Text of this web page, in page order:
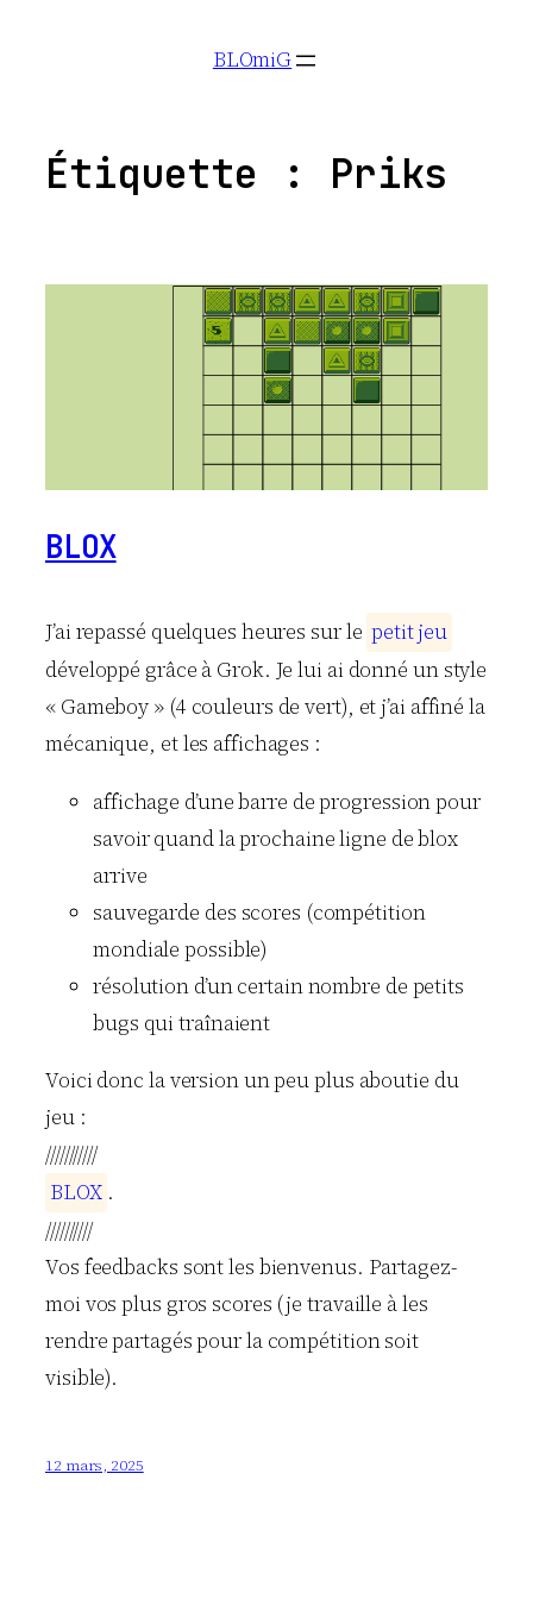
BLOmiG
Étiquette : Priks
BLOX
J’ai repassé quelques heures sur le petitjeu
développé grâce à Grok. Je lui ai donné un style
« Gameboy » (4 couleurs de vert), et j’ai affiné la
mécanique, et les affichages :
affichage d’une barre de progression pour
savoir quand la prochaine ligne de blox
arrive
sauvegarde des scores (compétition
mondiale possible)
résolution d’un certain nombre de petits
bugs qui traînaient
Voici donc la version un peu plus aboutie du
jeu :
///////////
BLOX .
//////////
Vos feedbacks sont les bienvenus. Partagez-
moi vos plus gros scores (je travaille à les
rendre partagés pour la compétition soit
visible).
12 mars, 2025